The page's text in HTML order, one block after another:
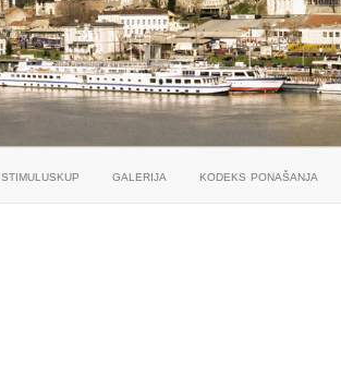
stimuluskup galerija kodeks ponašanja